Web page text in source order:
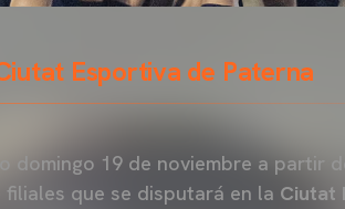
Esportiva de Paterna
domingo 19 de noviembre a partir
filiales que se disputará en la Ciutat